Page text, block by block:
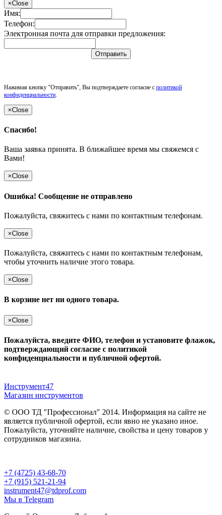
×Close
Имя:
Телефон:
Электронная почта для отправки предложения:
Отправить
Нажимая кнопку "Отправить", Вы подтверждаете согласие с политикой
конфиденциальности.
×Close
Спасибо!
Ваша заявка принята. В ближайшее время мы свяжемся с
Вами!
×Close
Ошибка! Сообщение не отправлено
Пожалуйста, свяжитесь с нами по контактным телефонам.
×Close
Пожалуйста, свяжитесь с нами по контактным телефонам,
чтобы уточнить наличие этого товара.
×Close
В корзине нет ни одного товара.
×Close
Пожалуйста, введите ФИО, телефон и установите флажок,
подтверждающий согласие с политикой
конфиденциальности и публичной офертой.
Инструмент47
Магазин инструментов
© ООО ТД "Профессионал" 2014. Информация на сайте не
является публичной офертой, если явно не указано иное.
Пожалуйста, уточняйте наличие, свойства и цену товаров у
сотрудников магазина.
+7 (4725) 43-68-70
+7 (915) 521-21-94
instrument47@tdprof.com
Мы в Telegram